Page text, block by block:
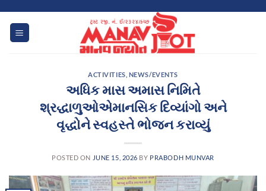
content
ACTIVITIES NEWS/EVENTS
અધિક માસ અમાસ નિમિતે
શ્રદ્ધાળુઓએમાનસિક દિવ્યાંગો અને
વૃદ્ધોને સ્વહસ્તે ભોજન કરાવ્યું
POSTED ON JUNE 15, 2026 BY PRABODH MUNVAR